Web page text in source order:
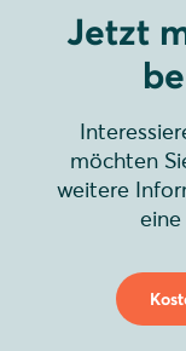
Jetzt
möchten
weitere